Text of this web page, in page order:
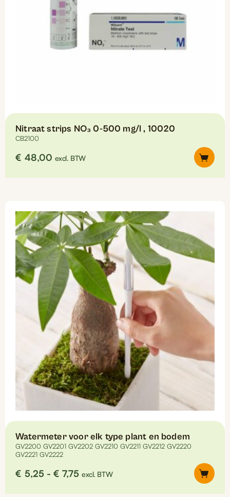
Nitraat strips NO₃ 0-500 mg/l , 10020
CB2100
€ 48,00 excl. BTW
Watermeter voor elk type plant en bodem
GV2200 GV2201 GV2202 GV2210 GV2211 GV2212 GV2220
GV2221 GV2222
€ 5,25 - € 7,75Prijsklasse:
excl. BTW